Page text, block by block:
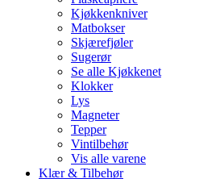
Kjøkkenkniver
Matbokser
Skjærefjøler
Sugerør
Se alle Kjøkkenet
Klokker
Lys
Magneter
Tepper
Vintilbehør
Vis alle varene
Klær & Tilbehør